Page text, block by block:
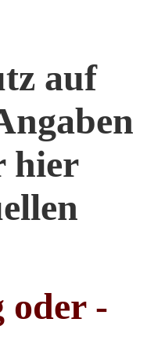
auf
hier
oder -